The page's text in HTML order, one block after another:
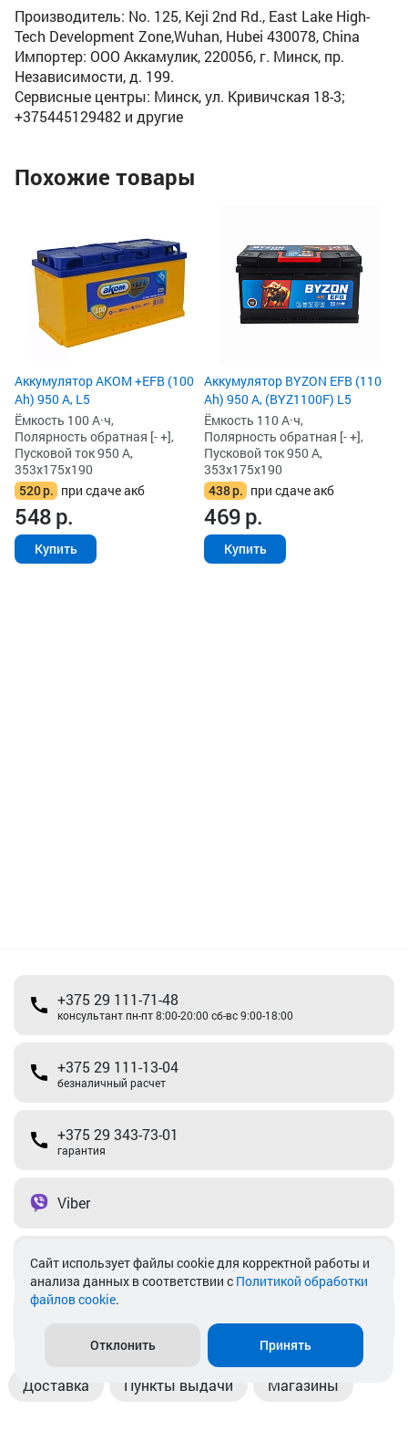
Производитель: No. 125, Keji 2nd Rd., East Lake High-
Tech Development Zone,Wuhan, Hubei 430078, China
Импортер: ООО Аккамулик, 220056, г. Минск, пр.
Независимости, д. 199.
Сервисные центры: Минск, ул. Кривичская 18-3;
+375445129482 и другие
Похожие товары
Аккумулятор AKOM +EFB (100
Ah) 950 А, L5
Ёмкость 100 А·ч,
Полярность обратная [- +],
Пусковой ток 950 А,
353x175x190
520р. при сдаче акб
548р.
Купить
Аккумулятор BYZON EFB (110
Ah) 950 А, (BYZ1100F) L5
Ёмкость 110 А·ч,
Полярность обратная [- +],
Пусковой ток 950 А,
353x175x190
438р. при сдаче акб
469р.
Купить
+375 29 111-71-48
консультант пн-пт 8:00-20:00 сб-вс 9:00-18:00
+375 29 111-13-04
безналичный расчет
+375 29 343-73-01
гарантия
Viber
Telegram
Доставка Пункты выдачи Магазины
Cайт использует файлы cookie для корректной работы и
анализа данных в соответствии с Политикой обработки
файлов cookie.
Отклонить Принять